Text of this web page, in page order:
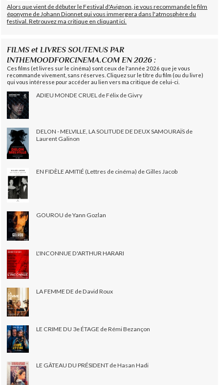
Alors que vient de débuter le Festival d'Avignon, je vous recommande le film
éponyme de Johann Dionnet qui vous immergera dans l'atmosphère du
festival. Retrouvez ma critique en cliquant ici.
FILMS et LIVRES SOUTENUS PAR
INTHEMOODFORCINEMA.COM EN 2026 :
Ces films (et livres sur le cinéma) sont ceux de l'année 2026 que je vous
recommande vivement, sans réserves. Cliquez sur le titre du film (ou du livre)
qui vous intéresse pour accéder au lien vers ma critique de celui-ci.
ADIEU MONDE CRUEL de Félix de Givry
DELON - MELVILLE, LA SOLITUDE DE DEUX SAMOURAÏS de
Laurent Galinon
EN FIDÈLE AMITIÉ (Lettres de cinéma) de Gilles Jacob
GOUROU de Yann Gozlan
L'INCONNUE D'ARTHUR HARARI
LA FEMME DE de David Roux
LE CRIME DU 3e ÉTAGE de Rémi Bezançon
LE GÂTEAU DU PRÉSIDENT de Hasan Hadi